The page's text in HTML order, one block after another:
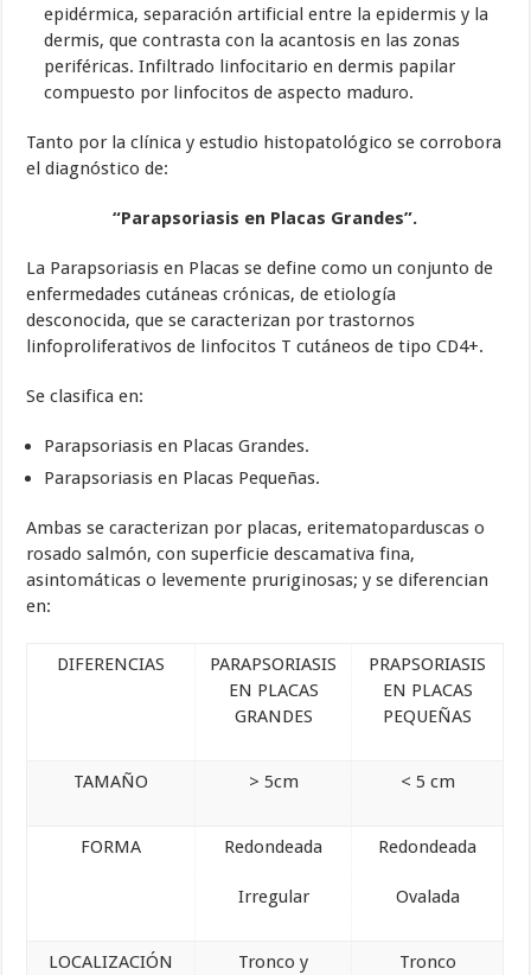
epidérmica, separación artificial entre la epidermis y la
dermis, que contrasta con la acantosis en las zonas
periféricas. Infiltrado linfocitario en dermis papilar
compuesto por linfocitos de aspecto maduro.
Tanto por la clínica y estudio histopatológico se corrobora
el diagnóstico de:
“Parapsoriasis en Placas Grandes”.
La Parapsoriasis en Placas se define como un conjunto de
enfermedades cutáneas crónicas, de etiología
desconocida, que se caracterizan por trastornos
linfoproliferativos de linfocitos T cutáneos de tipo CD4+.
Se clasifica en:
Parapsoriasis en Placas Grandes.
Parapsoriasis en Placas Pequeñas.
Ambas se caracterizan por placas, eritematoparduscas o
rosado salmón, con superficie descamativa fina,
asintomáticas o levemente pruriginosas; y se diferencian
en:
DIFERENCIAS
PARAPSORIASIS
EN PLACAS
GRANDES
PRAPSORIASIS
EN PLACAS
PEQUEÑAS
TAMAÑO > 5cm < 5 cm
FORMA Redondeada
Irregular
Redondeada
Ovalada
LOCALIZACIÓN
Tronco y
Tronco